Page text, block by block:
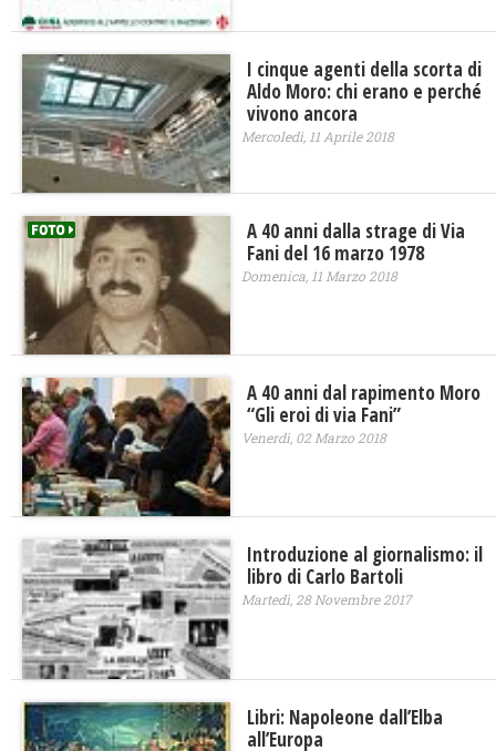
I cinque agenti della scorta di
Aldo Moro: chi erano e perché
vivono ancora
Mercoledì, 11 Aprile 2018
A 40 anni dalla strage di Via
Fani del 16 marzo 1978
Domenica, 11 Marzo 2018
A 40 anni dal rapimento Moro
“Gli eroi di via Fani”
Venerdì, 02 Marzo 2018
Introduzione al giornalismo: il
libro di Carlo Bartoli
Martedì, 28 Novembre 2017
Libri: Napoleone dall’Elba
all’Europa